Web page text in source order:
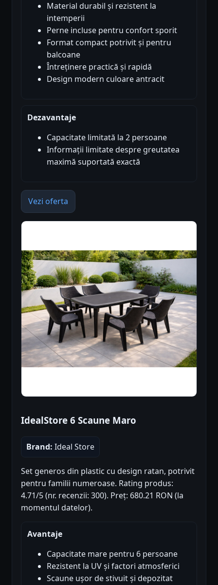
Material durabil și rezistent la
intemperii
Perne incluse pentru confort sporit
Format compact potrivit și pentru
balcoane
Întreținere practică și rapidă
Design modern culoare antracit
Dezavantaje
Capacitate limitată la 2 persoane
Informații limitate despre greutatea
maximă suportată exactă
Vezi oferta
IdealStore 6 Scaune Maro
Brand: Ideal Store
Set generos din plastic cu design ratan, potrivit
pentru familii numeroase. Rating produs:
4.71/5 (nr. recenzii: 300). Preț: 680.21 RON (la
momentul datelor).
Avantaje
Capacitate mare pentru 6 persoane
Rezistent la UV și factori atmosferici
Scaune ușor de stivuit și depozitat